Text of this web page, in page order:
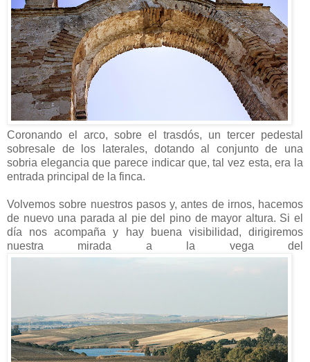
Coronando el arco, sobre el trasdós, un tercer pedestal
sobresale de los laterales, dotando al conjunto de una
sobria elegancia que parece indicar que, tal vez esta, era la
entrada principal de la finca.
Volvemos sobre nuestros pasos y, antes de irnos, hacemos
de nuevo una parada al pie del pino de mayor altura. Si el
día nos acompaña y hay buena visibilidad, dirigiremos
nuestra mirada a la vega del